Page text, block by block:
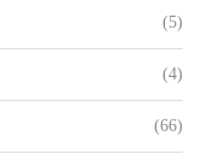
(5)
(4)
(66)